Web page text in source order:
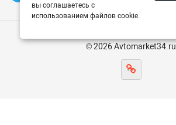
© 2026 Avtomarket34.ru
вы соглашаетесь с
использованием файлов cookie.